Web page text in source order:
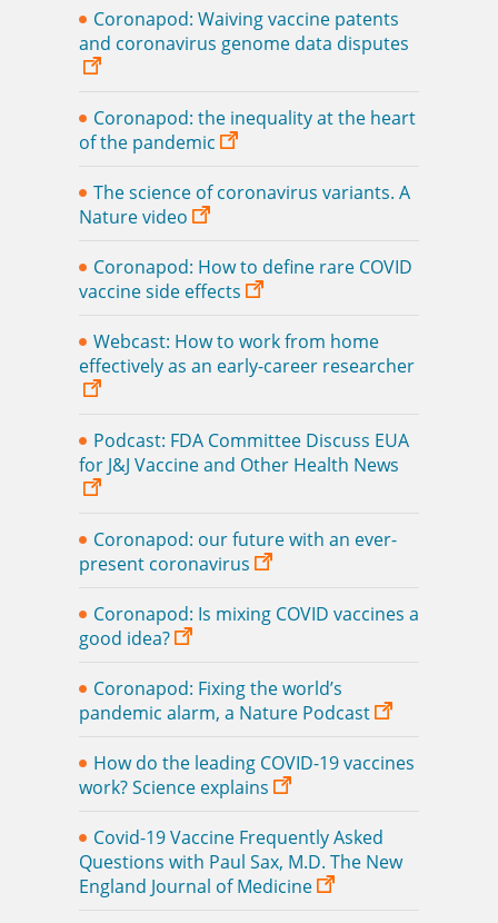
Coronapod: Waiving vaccine patents
and coronavirus genome data disputes
Coronapod: the inequality at the heart
of the pandemic
The science of coronavirus variants. A
Nature video
Coronapod: How to define rare COVID
vaccine side effects
Webcast: How to work from home
effectively as an early-career researcher
Podcast: FDA Committee Discuss EUA
for J&J Vaccine and Other Health News
Coronapod: our future with an ever-
present coronavirus
Coronapod: Is mixing COVID vaccines a
good idea?
Coronapod: Fixing the world’s
pandemic alarm, a Nature Podcast
How do the leading COVID-19 vaccines
work? Science explains
Covid-19 Vaccine Frequently Asked
Questions with Paul Sax, M.D. The New
England Journal of Medicine